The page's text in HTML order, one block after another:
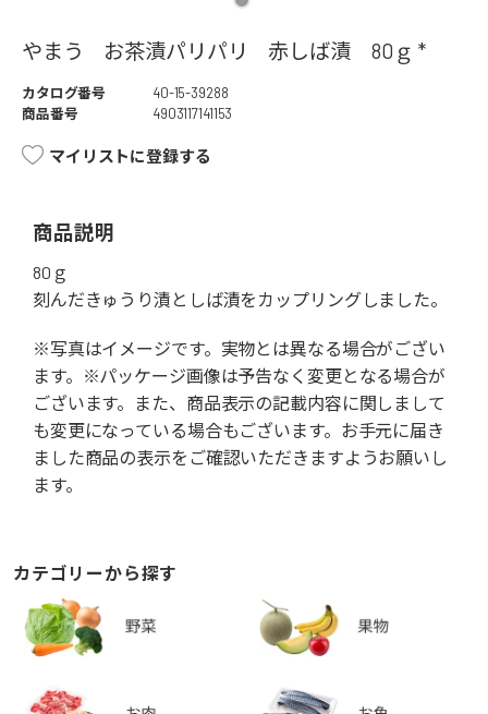
やまう お茶漬パリパリ 赤しば漬 80ｇ *
カタログ番号
40-15-39288
商品番号
4903117141153
マイリストに登録する
商品説明
80ｇ
刻んだきゅうり漬としば漬をカップリングしました。
※写真はイメージです。実物とは異なる場合がござい
ます。※パッケージ画像は予告なく変更となる場合が
ございます。また、商品表示の記載内容に関しまして
も変更になっている場合もございます。お手元に届き
ました商品の表示をご確認いただきますようお願いし
ます。
カテゴリーから探す